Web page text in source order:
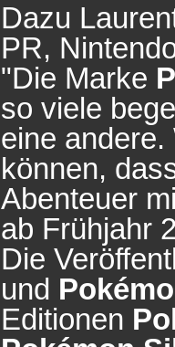
Dazu
PR,
"Die Marke
so viele
eine
können,
Abenteuer
ab Frühjahr
Die
und
Editionen